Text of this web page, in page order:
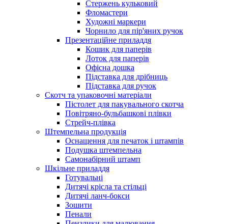
Стержень кульковий
Фломастери
Художні маркери
Чорнило для пір'яних ручок
Презентаційне приладдя
Кошик для паперів
Лоток для паперів
Офісна дошка
Підставка для дрібниць
Підставка для ручок
Скотч та упаковочні матеріали
Пістолет для пакувального скотча
Повітряно-бульбашкові плівки
Стрейч-плівка
Штемпельна продукція
Оснащення для печаток і штампів
Подушка штемпельна
Самонабірний штамп
Шкільне приладдя
Готувальні
Дитячі крісла та стільці
Дитячі ланч-бокси
Зошити
Пенали